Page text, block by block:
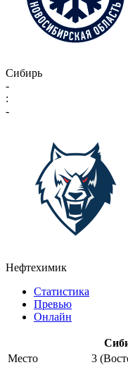
Сибирь
-
:
-
Нефтехимик
Статистика
Превью
Онлайн
Место
3